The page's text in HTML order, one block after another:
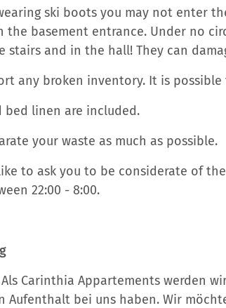
ski boots you may not enter
the basement entrance. Under no
stairs and in the hall! They can
any broken inventory. It is
bed linen are included.
your waste as much as possible.
to ask you to be considerate of
22:00 - 8:00.
Als Carinthia Appartements werden
Aufenthalt bei uns haben. Wir